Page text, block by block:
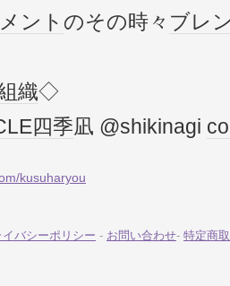
ント のその時々 ブレ
織◇
四季凪 @shikinagi
kusuharyou
イバシーポリシー - お問い合わせ- 特定商